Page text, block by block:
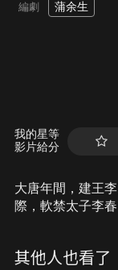
編劇 蒲余生
我的星等
影片給分
大唐年間，建王
際，軟禁太子李
劫牢搭救受困太子
其他人也看了